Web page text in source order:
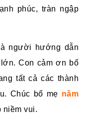
phúc, tràn ngập
người hướng dẫn
Con cảm ơn bố
tất cả các thành
Chúc bố mẹ năm
niềm vui.